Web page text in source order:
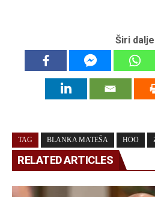
Širi dalje
TAG BLANKA MATEŠA HOO
RELATED ARTICLES